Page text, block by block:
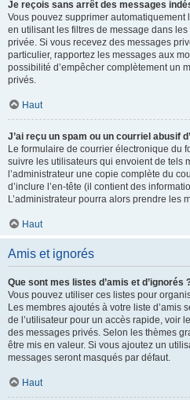
Je reçois sans arrêt des messages
Vous pouvez supprimer automatiquement
en utilisant les filtres de message dans
privée. Si vous recevez des messages
particulier, rapportez les messages aux
possibilité d’empêcher complètement un
privés.
Haut
J’ai reçu un spam ou un courriel abusif
Le formulaire de courrier électronique du
suivre les utilisateurs qui envoient de tels
l’administrateur une copie complète du
d’inclure l’en-tête (il contient des
L’administrateur pourra alors prendre les
Haut
Amis et ignorés
Que sont mes listes d’amis et d’ignorés
Vous pouvez utiliser ces listes pour
Les membres ajoutés à votre liste d’amis
de l’utilisateur pour un accès rapide, voir
des messages privés. Selon les thèmes
être mis en valeur. Si vous ajoutez un
messages seront masqués par défaut.
Haut